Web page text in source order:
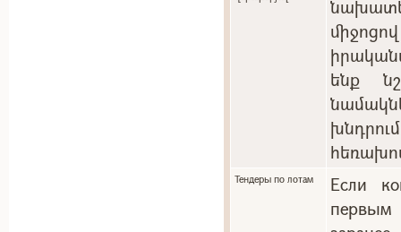
ենք
Тендеры по лотам
Если
первым